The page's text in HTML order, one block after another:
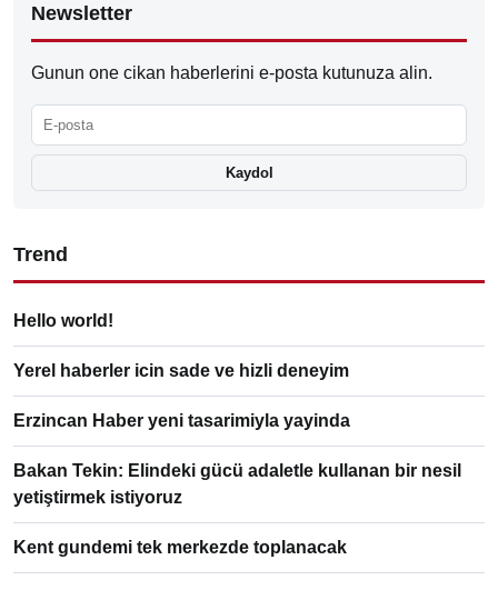
Newsletter
Gunun one cikan haberlerini e-posta kutunuza alin.
Kaydol
Trend
Hello world!
Yerel haberler icin sade ve hizli deneyim
Erzincan Haber yeni tasarimiyla yayinda
Bakan Tekin: Elindeki gücü adaletle kullanan bir nesil
yetiştirmek istiyoruz
Kent gundemi tek merkezde toplanacak